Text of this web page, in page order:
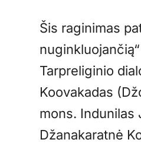
Šis raginimas
Tarpreliginio
Koovakadas
mons. Indunilas
Džanakaratnė